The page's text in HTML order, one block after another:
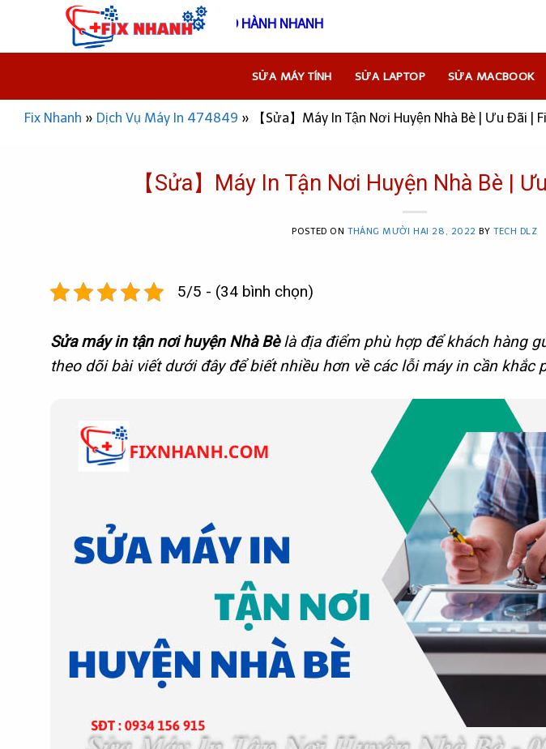
content
THÔNG TIN NHANH - FIX NHANH - BẢO HÀNH NHANH
SỬA MÁY TÍNH SỬA LAPTOP SỬA MACBOOK
Fix Nhanh » Dịch Vụ Máy In 474849 » 【Sửa】Máy In Tận Nơi Huyện Nhà Bè | Ưu Đãi |
【Sửa】Máy In Tận Nơi Huyện Nhà Bè |
POSTED ON THÁNG MƯỜI HAI 28, 2022 BYTECH DLZ
5/5 - (34 bình chọn)
Sửa máy in tận nơi huyện Nhà Bèlà địa điểm phù hợp để khách hàng
theo dõi bài viết dưới đây để biết nhiều hơn về các lỗi máy in cần khắc